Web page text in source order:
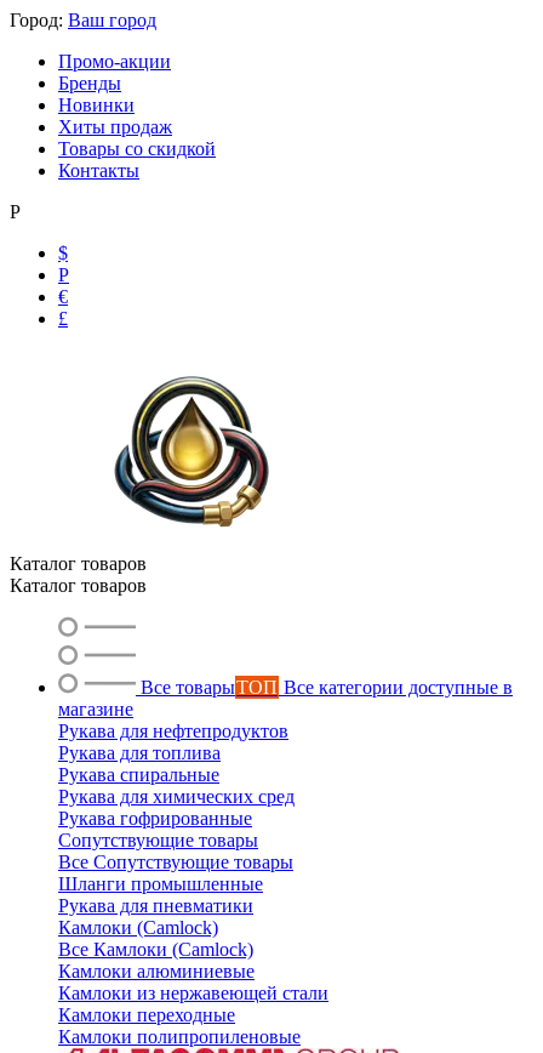
Город: Ваш город
Промо-акции
Бренды
Новинки
Хиты продаж
Товары со скидкой
Контакты
Р
$
Р
€
£
Каталог товаров
Каталог товаров
Все товарыТОП Все категории доступные в
магазине
Рукава для нефтепродуктов
Рукава для топлива
Рукава спиральные
Рукава для химических сред
Рукава гофрированные
Сопутствующие товары
Все Сопутствующие товары
Шланги промышленные
Рукава для пневматики
Камлоки (Camlock)
Все Камлоки (Camlock)
Камлоки алюминиевые
Камлоки из нержавеющей стали
Камлоки переходные
Камлоки полипропиленовые